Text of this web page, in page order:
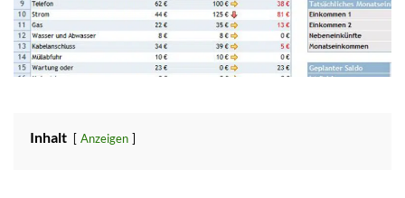
Inhalt Anzeigen